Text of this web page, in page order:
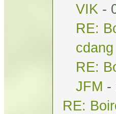
VIK -
RE:
cdang
RE:
JFM -
RE: